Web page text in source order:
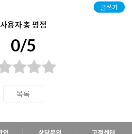
글쓰기
사용자 총 평점
0/5
목록